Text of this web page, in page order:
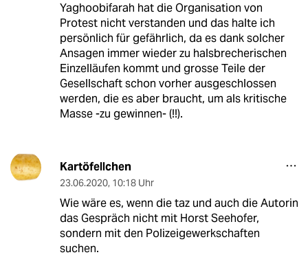
Yaghoobifarah hat die Organisation von
Protest nicht verstanden und das halte ich
persönlich für gefährlich, da es dank solcher
Ansagen immer wieder zu halsbrecherischen
Einzelläufen kommt und grosse Teile der
Gesellschaft schon vorher ausgeschlossen
werden, die es aber braucht, um als kritische
Masse -zu gewinnen- (!!).
Kartöfellchen
23.06.2020, 10:18 Uhr
Wie wäre es, wenn die taz und auch die Autorin
das Gespräch nicht mit Horst Seehofer,
sondern mit den Polizeigewerkschaften
suchen.